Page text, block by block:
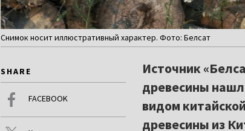
Снимок носит иллюстративный характер. Фото: Белсат
SHARE
FACEBOOK
Источник
древесины
видом
древесины из